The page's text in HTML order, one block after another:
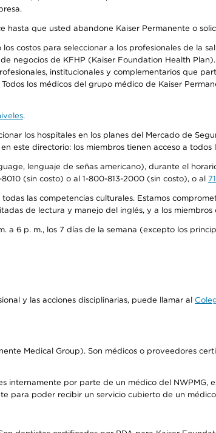
que usted abandone Kaiser Permanente o
costos para seleccionar a los profesionales de la
negocios de KFHP (Kaiser Foundation Health
institucionales y complementarios que
los médicos del grupo médico de Kaiser
.
los hospitales en los planes del Mercado de
este directorio: los miembros tienen acceso a
lenguaje de señas americano), durante el
(sin costo) o al 1-800-813-2000 (sin costo), o al
las competencias culturales. Estamos
de lectura y manejo del inglés, y a los
a 6 p. m., los 7 días de la semana (excepto los
y las acciones disciplinarias, puede llamar al
Medical Group). Son médicos o proveedores
internamente por parte de un médico del
para poder recibir un servicio cubierto de un